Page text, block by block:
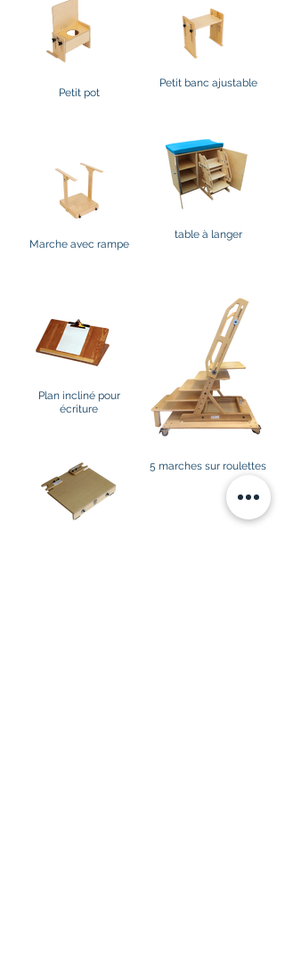
Petit banc ajustable
Petit pot
table à langer
Marche avec rampe
5 marches sur roulettes
Plan incliné pour
écriture